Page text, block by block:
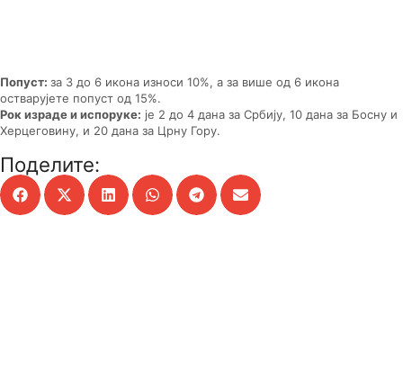
Попуст: за 3 до 6 икона износи 10%, а за више од 6 икона
остварујете попуст од 15%.
Рок израде и испоруке: је 2 до 4 дана за Србију, 10 дана за Босну и
Херцеговину, и 20 дана за Црну Гору.
Поделите: